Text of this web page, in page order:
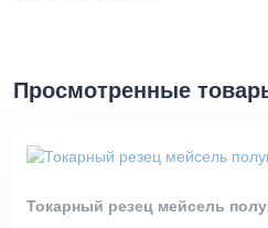
Просмотренные
Токарный резец мейсель